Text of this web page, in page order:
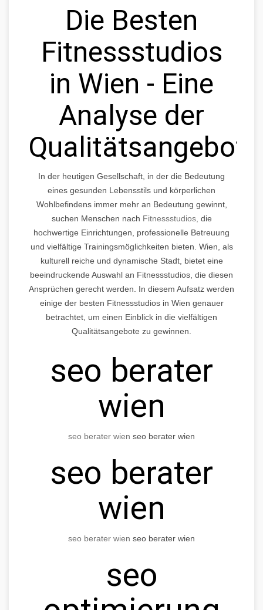
Die Besten
Fitnessstudios
in Wien - Eine
Analyse der
Qualitätsangebote
In der heutigen Gesellschaft, in der die Bedeutung
eines gesunden Lebensstils und körperlichen
Wohlbefindens immer mehr an Bedeutung gewinnt,
suchen Menschen nach Fitnessstudios, die
hochwertige Einrichtungen, professionelle Betreuung
und vielfältige Trainingsmöglichkeiten bieten. Wien, als
kulturell reiche und dynamische Stadt, bietet eine
beeindruckende Auswahl an Fitnessstudios, die diesen
Ansprüchen gerecht werden. In diesem Aufsatz werden
einige der besten Fitnessstudios in Wien genauer
betrachtet, um einen Einblick in die vielfältigen
Qualitätsangebote zu gewinnen.
seo berater
wien
seo berater wien seo berater wien
seo berater
wien
seo berater wien seo berater wien
seo